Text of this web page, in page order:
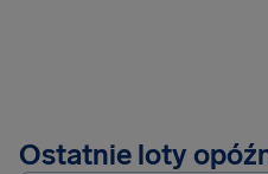
Ostatnie loty